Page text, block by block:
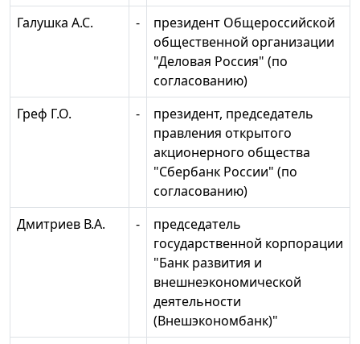
Галушка А.С.
-
президент Общероссийской
общественной организации
"Деловая Россия" (по
согласованию)
Греф Г.О.
-
президент, председатель
правления открытого
акционерного общества
"Сбербанк России" (по
согласованию)
Дмитриев В.А.
-
председатель
государственной корпорации
"Банк развития и
внешнеэкономической
деятельности
(Внешэкономбанк)"